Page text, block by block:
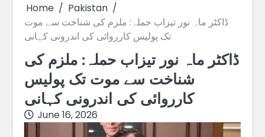
Home
Pakistan
ڈاکٹر ماہ نور تیزاب حملہ: ملزم کی شناخت سے موت
تک پولیس کارروائی کی اندرونی کہانی
ڈاکٹر ماہ نور تیزاب حملہ: ملزم کی
شناخت سے موت تک پولیس
کارروائی کی اندرونی کہانی
June 16, 2026